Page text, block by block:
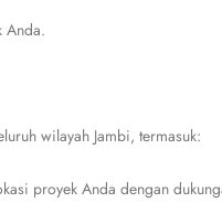
Anda.
wilayah Jambi, termasuk:
proyek Anda dengan